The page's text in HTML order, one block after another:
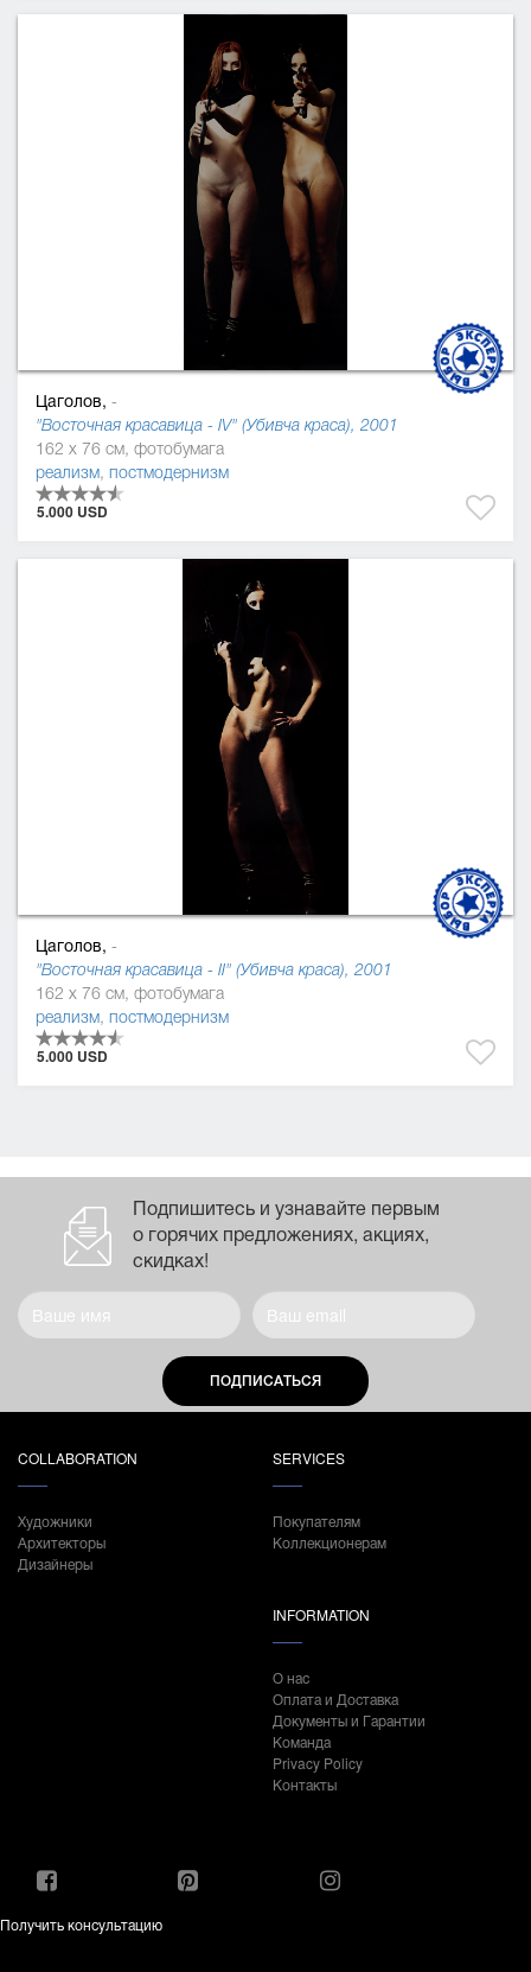
Цаголов, -
"Восточная красавица - IV" (Убивча краса), 2001
162 x 76 см, фотобумага
реализм, постмодернизм
5.000 USD
Цаголов, -
"Восточная красавица - II" (Убивча краса), 2001
162 x 76 см, фотобумага
реализм, постмодернизм
5.000 USD
Подпишитесь и узнавайте первым
о горячих предложениях, акциях,
скидках!
ПОДПИСАТЬСЯ
COLLABORATION
Художники
Архитекторы
Дизайнеры
SERVICES
Покупателям
Коллекционерам
INFORMATION
О нас
Оплата и Доставка
Документы и Гарантии
Команда
Privacy Policy
Контакты
Получить консультацию